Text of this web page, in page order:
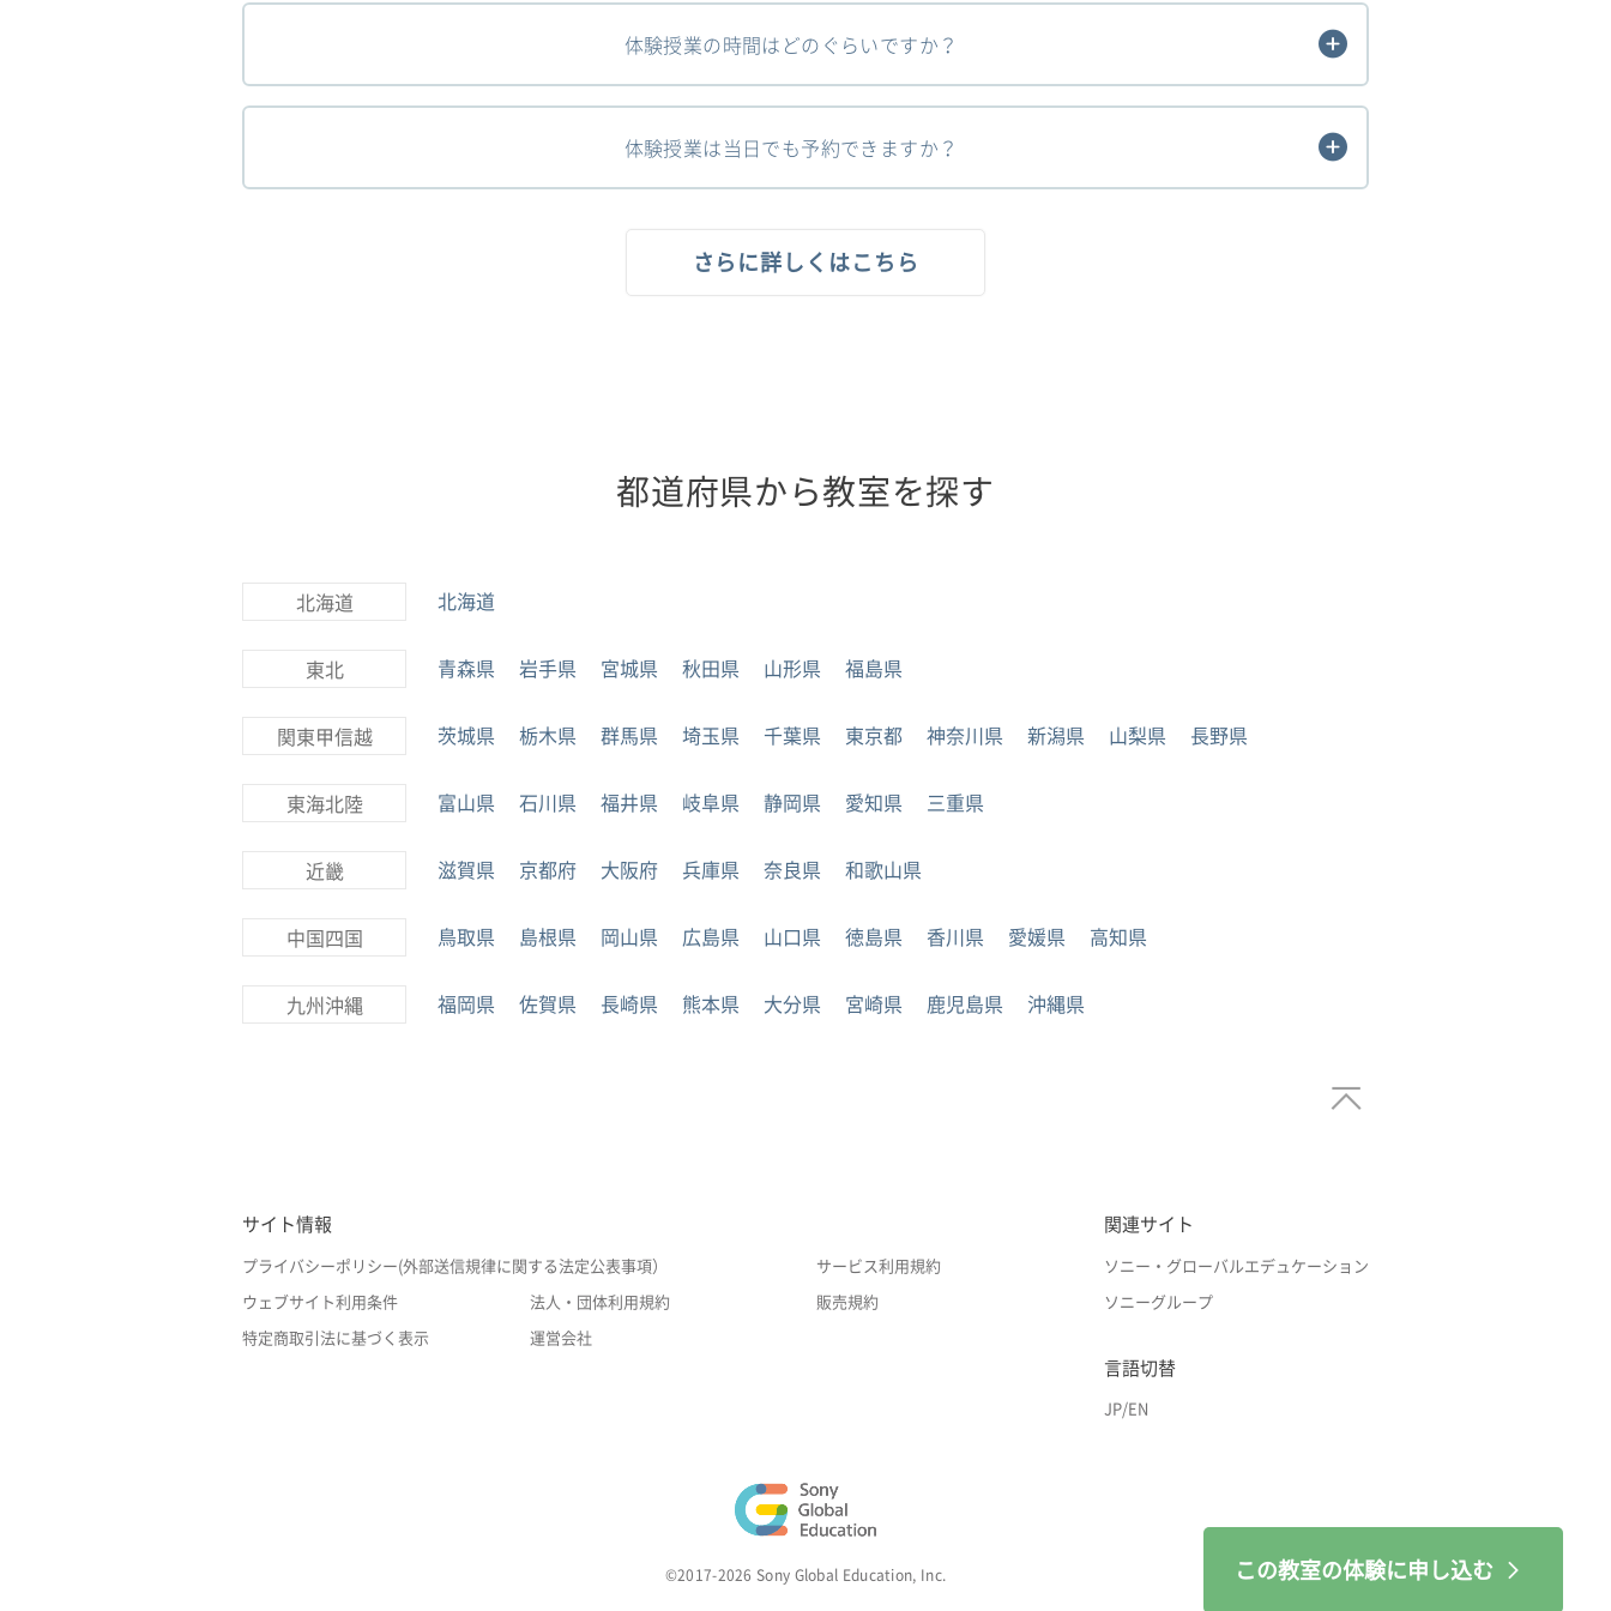
この教室の体験に申し込む
体験授業の時間はどのぐらいですか？
体験授業は当日でも予約できますか？
さらに詳しくはこちら
都道府県から教室を探す
北海道 北海道
東北 青森県 岩手県 宮城県 秋田県 山形県 福島県
関東甲信越 茨城県 栃木県 群馬県 埼玉県 千葉県 東京都 神奈川県 新潟県 山梨県 長野県
東海北陸 富山県 石川県 福井県 岐阜県 静岡県 愛知県 三重県
近畿 滋賀県 京都府 大阪府 兵庫県 奈良県 和歌山県
中国四国 鳥取県 島根県 岡山県 広島県 山口県 徳島県 香川県 愛媛県 高知県
九州沖縄 福岡県 佐賀県 長崎県 熊本県 大分県 宮崎県 鹿児島県 沖縄県
サイト情報
プライバシーポリシー(外部送信規律に関する法定公表事項） サービス利用規約
ウェブサイト利用条件 法人・団体利用規約 販売規約
特定商取引法に基づく表示 運営会社
関連サイト
ソニー・グローバルエデュケーション
ソニーグループ
言語切替
JP/EN
©2017-2026 Sony Global Education, Inc.